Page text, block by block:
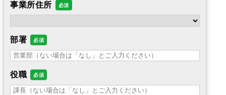
事業所住所
部署
役職